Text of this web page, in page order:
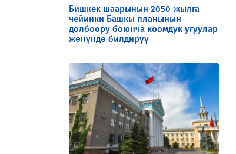
Бишкек шаарынын 2050-жылга
чейинки Башкы планынын
долбоору боюнча коомдук угуулар
жөнүндө билдирүү